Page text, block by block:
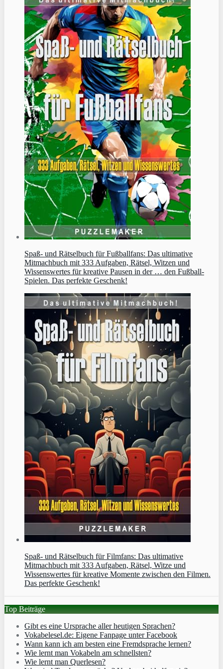
Spaß- und Rätselbuch für Fußballfans: Das ultimative
Mitmachbuch mit 333 Aufgaben, Rätsel, Witzen und
Wissenswertes für kreative Pausen in der … den Fußball-
Spielen. Das perfekte Geschenk!
Spaß- und Rätselbuch für Filmfans: Das ultimative
Mitmachbuch mit 333 Aufgaben, Rätsel, Witze und
Wissenswertes für kreative Momente zwischen den Filmen.
Das perfekte Geschenk!
Top Beiträge
Gibt es eine Ursprache aller heutigen Sprachen?
Vokabelesel.de: Eigene Fanpage unter Facebook
Wann kann ich am besten eine Fremdsprache lernen?
Wie lernt man Vokabeln am schnellsten?
Wie lernt man Querlesen?